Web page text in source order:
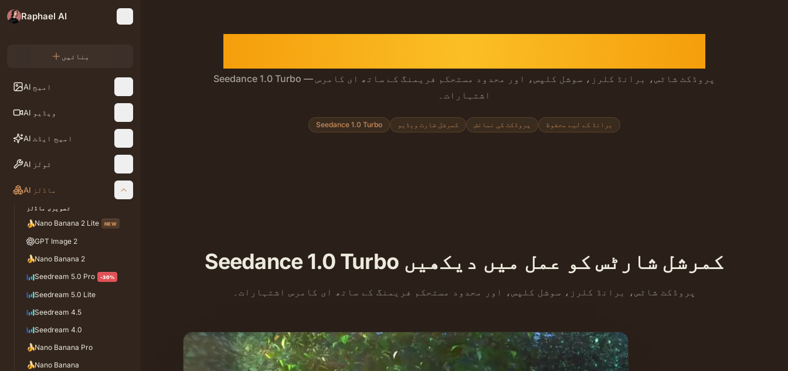
Raphael AI
بنائیں
AI امیج
AI ویڈیو
AI امیج ایڈٹ
AI ٹولز
AI ماڈلز
تصویری ماڈلز
🍌Nano Banana 2 Lite NEW
GPT Image 2
🍌Nano Banana 2
Seedream 5.0 Pro
-30%
Seedream 5.0 Lite
Seedream 4.5
Seedream 4.0
🍌Nano Banana Pro
🍌Nano Banana
Seedance 1.0 Turbo — پروڈکٹ شاٹس، برانڈ کلرز، سوشل کلپس، اور محدود مستحکم فریمنگ کے ساتھ ای کامرس
اشتہارات۔
Seedance 1.0 Turbo کمرشل شارٹ ویڈیو پروڈکٹ کی نمائش برانڈ کے لیے محفوظ
Seedance 1.0 Turbo کمرشل شارٹس کو عمل میں دیکھیں
پروڈکٹ شاٹس، برانڈ کلرز، سوشل کلپس، اور محدود مستحکم فریمنگ کے ساتھ ای کامرس اشتہارات۔